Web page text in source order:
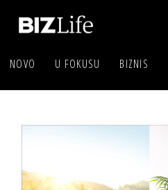
NOVO U FOKUSU BIZNIS